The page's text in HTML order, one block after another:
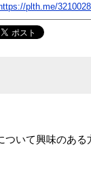
https://plth.me/
いて興味のある